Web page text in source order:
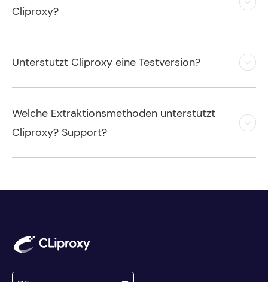
Cliproxy?
Unterstützt Cliproxy eine Testversion?
Welche Extraktionsmethoden unterstützt
Cliproxy? Support?